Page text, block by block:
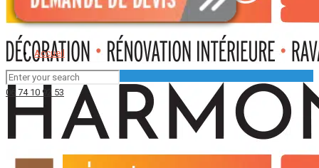
Accueil
06 74 10 92 53